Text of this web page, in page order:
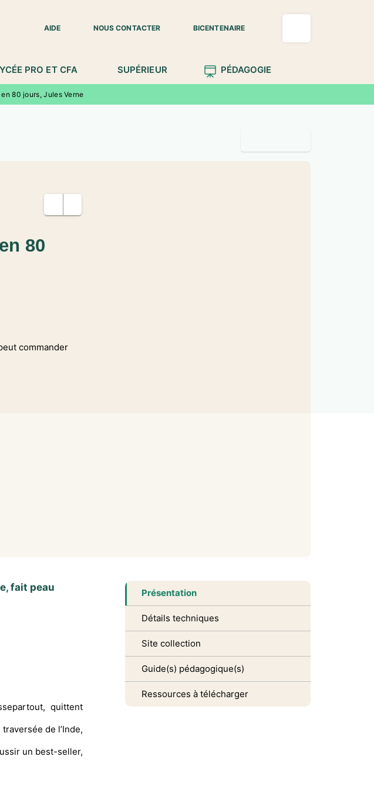
AIDE
NOUS CONTACTER BICENTENAIRE
PRO ET CFA SUPÉRIEUR PÉDAGOGIE
80 jours, Jules Verne
80
commander
fait peau
quittent
de l’Inde,
un best-seller,
Présentation
Détails techniques
Site collection
Guide(s) pédagogique(s)
Ressources à télécharger